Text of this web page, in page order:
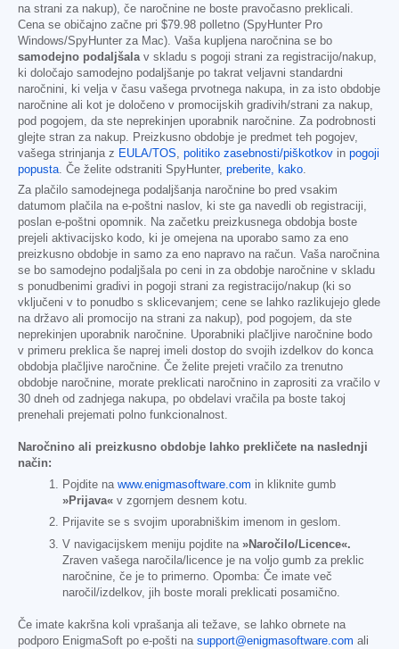
na strani za nakup), če naročnine ne boste pravočasno preklicali.
Cena se običajno začne pri $79.98 polletno (SpyHunter Pro
Windows/SpyHunter za Mac). Vaša kupljena naročnina se bo
samodejno podaljšalav skladu s pogoji strani za registracijo/nakup,
ki določajo samodejno podaljšanje po takrat veljavni standardni
naročnini, ki velja v času vašega prvotnega nakupa, in za isto obdobje
naročnine ali kot je določeno v promocijskih gradivih/strani za nakup,
pod pogojem, da ste neprekinjen uporabnik naročnine. Za podrobnosti
glejte stran za nakup. Preizkusno obdobje je predmet teh pogojev,
vašega strinjanja z EULA/TOS, politiko zasebnosti/piškotkov in pogoji
popusta. Če želite odstraniti SpyHunter, preberite, kako.
Za plačilo samodejnega podaljšanja naročnine bo pred vsakim
datumom plačila na e-poštni naslov, ki ste ga navedli ob registraciji,
poslan e-poštni opomnik. Na začetku preizkusnega obdobja boste
prejeli aktivacijsko kodo, ki je omejena na uporabo samo za eno
preizkusno obdobje in samo za eno napravo na račun. Vaša naročnina
se bo samodejno podaljšala po ceni in za obdobje naročnine v skladu
s ponudbenimi gradivi in pogoji strani za registracijo/nakup (ki so
vključeni v to ponudbo s sklicevanjem; cene se lahko razlikujejo glede
na državo ali promocijo na strani za nakup), pod pogojem, da ste
neprekinjen uporabnik naročnine. Uporabniki plačljive naročnine bodo
v primeru preklica še naprej imeli dostop do svojih izdelkov do konca
obdobja plačljive naročnine. Če želite prejeti vračilo za trenutno
obdobje naročnine, morate preklicati naročnino in zaprositi za vračilo v
30 dneh od zadnjega nakupa, po obdelavi vračila pa boste takoj
prenehali prejemati polno funkcionalnost.
Naročnino ali preizkusno obdobje lahko prekličete na naslednji
način:
Pojdite na www.enigmasoftware.com in kliknite gumb
»Prijava« v zgornjem desnem kotu.
Prijavite se s svojim uporabniškim imenom in geslom.
V navigacijskem meniju pojdite na »Naročilo/Licence«.
Zraven vašega naročila/licence je na voljo gumb za preklic
naročnine, če je to primerno. Opomba: Če imate več
naročil/izdelkov, jih boste morali preklicati posamično.
Če imate kakršna koli vprašanja ali težave, se lahko obrnete na
podporo EnigmaSoft po e-pošti na support@enigmasoftware.com ali